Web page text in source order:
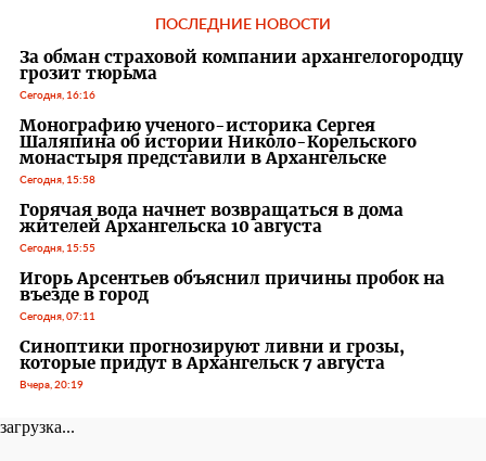
ПОСЛЕДНИЕ НОВОСТИ
За обман страховой компании архангелогородцу
грозит тюрьма
Сегодня, 16:16
Монографию ученого-историка Сергея
Шаляпина об истории Николо-Корельского
монастыря представили в Архангельске
Сегодня, 15:58
Горячая вода начнет возвращаться в дома
жителей Архангельска 10 августа
Сегодня, 15:55
Игорь Арсентьев объяснил причины пробок на
въезде в город
Сегодня, 07:11
Синоптики прогнозируют ливни и грозы,
которые придут в Архангельск 7 августа
Вчера, 20:19
загрузка...